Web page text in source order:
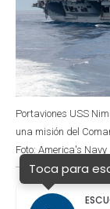
Portaviones USS
una misión del
Foto: America's Navy
Toca para